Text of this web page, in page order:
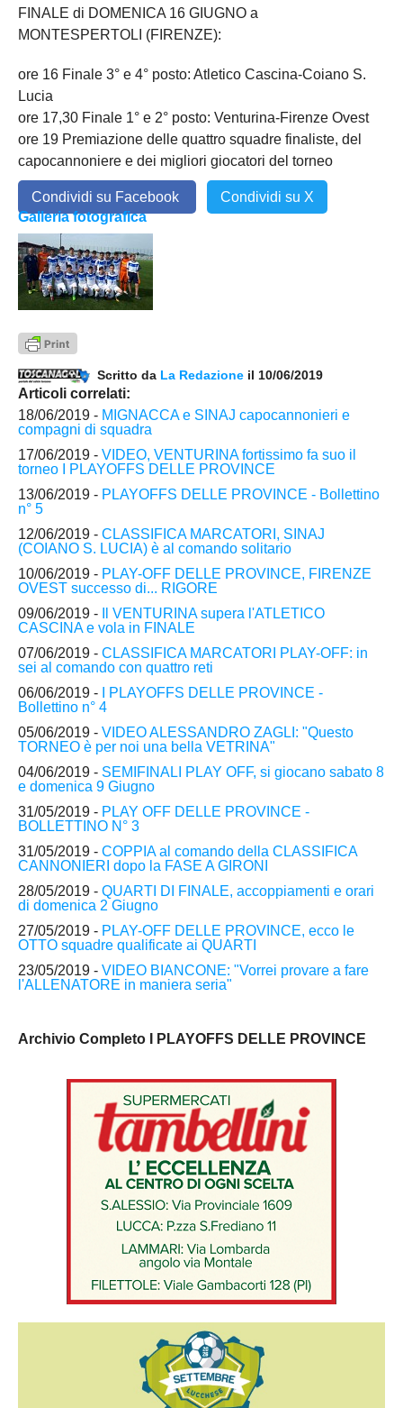
FINALE di DOMENICA 16 GIUGNO a
MONTESPERTOLI (FIRENZE):
ore 16 Finale 3° e 4° posto: Atletico Cascina-Coiano S.
Lucia
ore 17,30 Finale 1° e 2° posto: Venturina-Firenze Ovest
ore 19 Premiazione delle quattro squadre finaliste, del
capocannoniere e dei migliori giocatori del torneo
Condividi su Facebook
Condividi su X
Galleria fotografica
Scritto da La Redazione il 10/06/2019
Articoli correlati:
18/06/2019 - MIGNACCA e SINAJ capocannonieri e
compagni di squadra
17/06/2019 - VIDEO, VENTURINA fortissimo fa suo il
torneo I PLAYOFFS DELLE PROVINCE
13/06/2019 - PLAYOFFS DELLE PROVINCE - Bollettino
n° 5
12/06/2019 - CLASSIFICA MARCATORI, SINAJ
(COIANO S. LUCIA) è al comando solitario
10/06/2019 - PLAY-OFF DELLE PROVINCE, FIRENZE
OVEST successo di... RIGORE
09/06/2019 -
Il VENTURINA supera l'ATLETICO
CASCINA e vola in FINALE
07/06/2019 - CLASSIFICA MARCATORI PLAY-OFF: in
sei al comando con quattro reti
06/06/2019 -
I PLAYOFFS DELLE PROVINCE -
Bollettino n° 4
05/06/2019 - VIDEO ALESSANDRO ZAGLI: "Questo
TORNEO è per noi una bella VETRINA"
04/06/2019 - SEMIFINALI PLAY OFF, si giocano sabato 8
e domenica 9 Giugno
31/05/2019 - PLAY OFF DELLE PROVINCE -
BOLLETTINO N° 3
31/05/2019 - COPPIA al comando della CLASSIFICA
CANNONIERI dopo la FASE A GIRONI
28/05/2019 - QUARTI DI FINALE, accoppiamenti e orari
di domenica 2 Giugno
27/05/2019 - PLAY-OFF DELLE PROVINCE, ecco le
OTTO squadre qualificate ai QUARTI
23/05/2019 - VIDEO BIANCONE: "Vorrei provare a fare
l'ALLENATORE in maniera seria"
Archivio Completo I PLAYOFFS DELLE PROVINCE